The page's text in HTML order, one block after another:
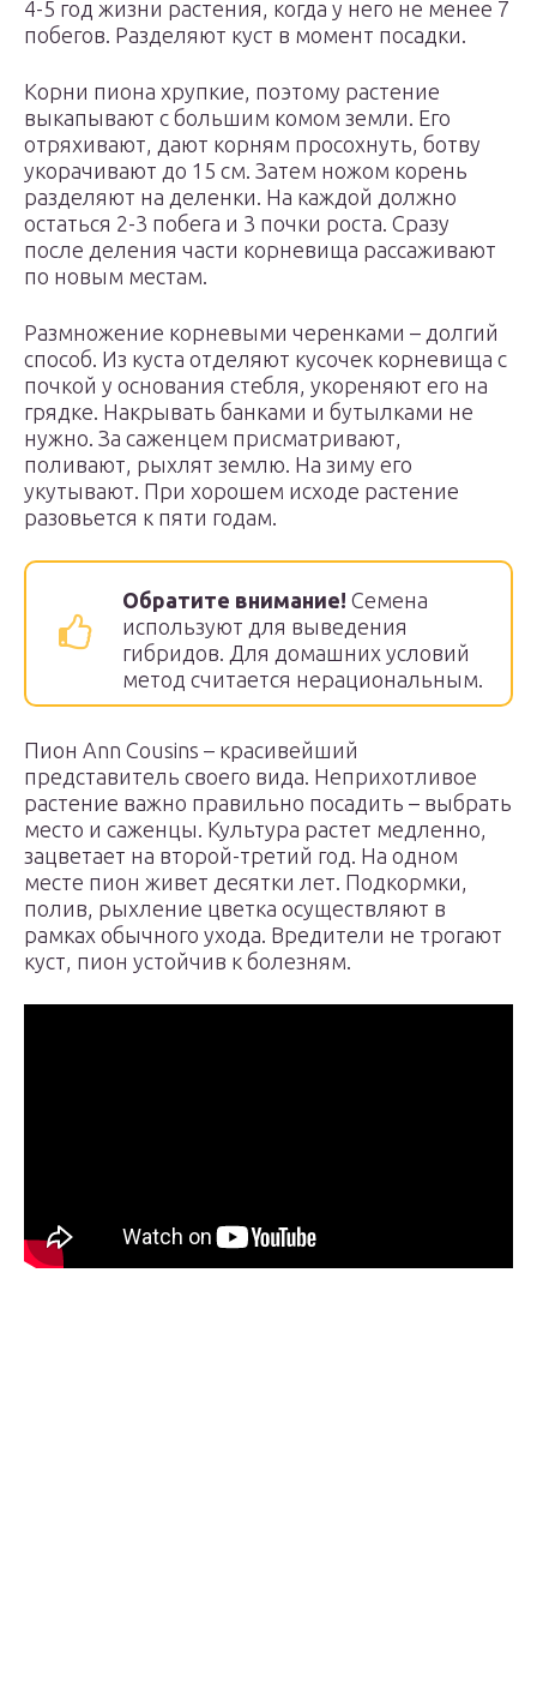
4-5 год жизни растения, когда у него не менее 7
побегов. Разделяют куст в момент посадки.
Корни пиона хрупкие, поэтому растение
выкапывают с большим комом земли. Его
отряхивают, дают корням просохнуть, ботву
укорачивают до 15 см. Затем ножом корень
разделяют на деленки. На каждой должно
остаться 2-3 побега и 3 почки роста. Сразу
после деления части корневища рассаживают
по новым местам.
Размножение корневыми черенками – долгий
способ. Из куста отделяют кусочек корневища с
почкой у основания стебля, укореняют его на
грядке. Накрывать банками и бутылками не
нужно. За саженцем присматривают,
поливают, рыхлят землю. На зиму его
укутывают. При хорошем исходе растение
разовьется к пяти годам.
Обратите внимание! Семена
используют для выведения
гибридов. Для домашних условий
метод считается нерациональным.
Пион Ann Cousins – красивейший
представитель своего вида. Неприхотливое
растение важно правильно посадить – выбрать
место и саженцы. Культура растет медленно,
зацветает на второй-третий год. На одном
месте пион живет десятки лет. Подкормки,
полив, рыхление цветка осуществляют в
рамках обычного ухода. Вредители не трогают
куст, пион устойчив к болезням.